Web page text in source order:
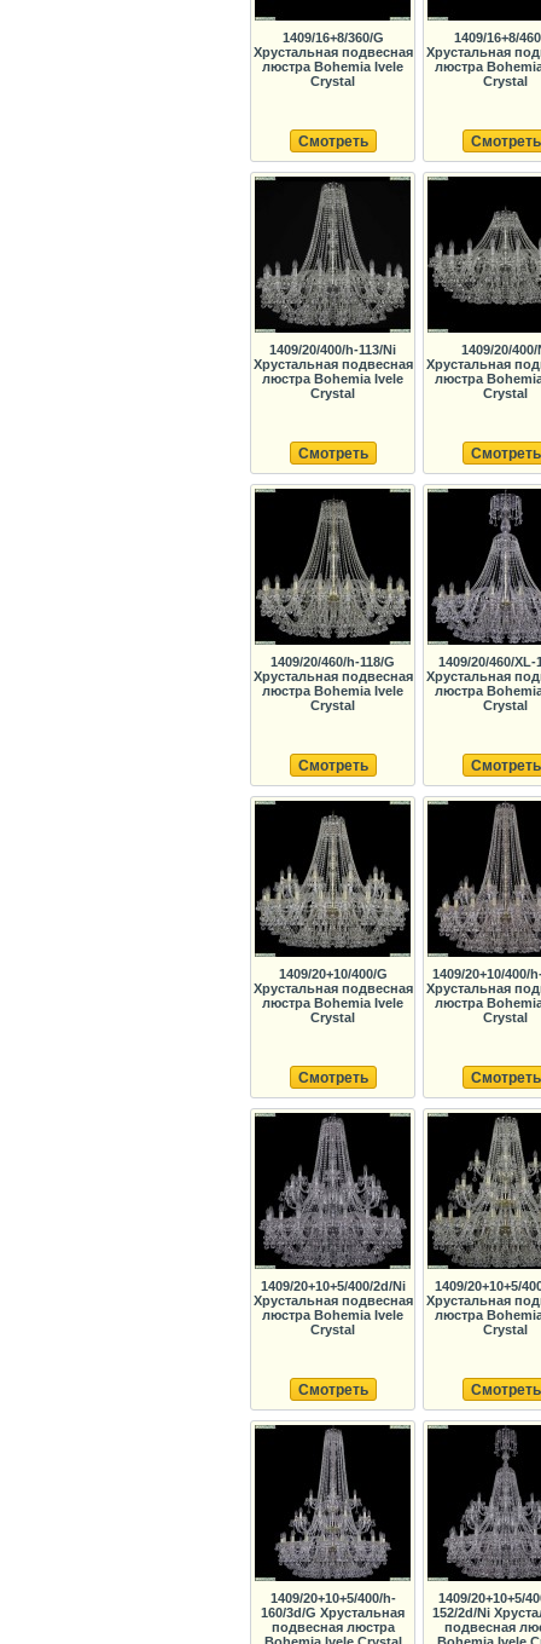
1409/16+8/360/G
Хрустальная подвесная
люстра Bohemia Ivele
Crystal
Смотреть
1409/16+8/
Хрустальная
люстра
Crystal
Смотреть
1409/20/400/h-113/Ni
Хрустальная подвесная
люстра Bohemia Ivele
Crystal
Смотреть
1409/20/400/
Хрустальная
люстра
Crystal
Смотреть
1409/20/460/h-118/G
Хрустальная подвесная
люстра Bohemia Ivele
Crystal
Смотреть
1409/20/460/XL-
Хрустальная
люстра
Crystal
Смотреть
1409/20+10/400/G
Хрустальная подвесная
люстра Bohemia Ivele
Crystal
Смотреть
1409/20+10/400/
Хрустальная
люстра
Crystal
Смотреть
1409/20+10+5/400/2d/Ni
Хрустальная подвесная
люстра Bohemia Ivele
Crystal
Смотреть
1409/20+10+5/
Хрустальная
люстра
Crystal
Смотреть
1409/20+10+5/400/h-
160/3d/G Хрустальная
подвесная люстра
Bohemia Ivele Crystal
1409/20+10+5/
152/2d/Ni
подвесная
Bohemia Ivele